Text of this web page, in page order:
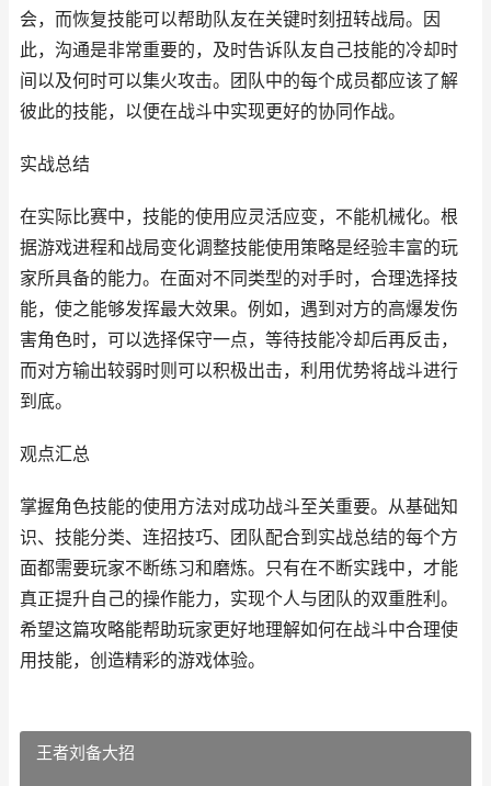
会，而恢复技能可以帮助队友在关键时刻扭转战局。因
此，沟通是非常重要的，及时告诉队友自己技能的冷却时
间以及何时可以集火攻击。团队中的每个成员都应该了解
彼此的技能，以便在战斗中实现更好的协同作战。
实战总结
在实际比赛中，技能的使用应灵活应变，不能机械化。根
据游戏进程和战局变化调整技能使用策略是经验丰富的玩
家所具备的能力。在面对不同类型的对手时，合理选择技
能，使之能够发挥最大效果。例如，遇到对方的高爆发伤
害角色时，可以选择保守一点，等待技能冷却后再反击，
而对方输出较弱时则可以积极出击，利用优势将战斗进行
到底。
观点汇总
掌握角色技能的使用方法对成功战斗至关重要。从基础知
识、技能分类、连招技巧、团队配合到实战总结的每个方
面都需要玩家不断练习和磨炼。只有在不断实践中，才能
真正提升自己的操作能力，实现个人与团队的双重胜利。
希望这篇攻略能帮助玩家更好地理解如何在战斗中合理使
用技能，创造精彩的游戏体验。
王者刘备大招